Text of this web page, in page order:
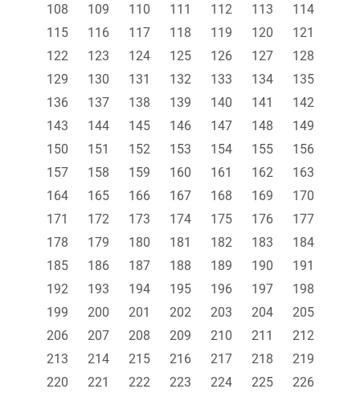
108
109 110 111 112 113
114
115
116 117 118 119 120
121
122
123 124 125 126 127
128
129
130 131 132 133 134
135
136
137 138 139 140 141
142
143
144 145 146 147 148
149
150
151 152 153 154 155
156
157
158 159 160 161 162
163
164
165 166 167 168 169
170
171
172 173 174 175 176
177
178
179 180 181 182 183
184
185
186 187 188 189 190
191
192
193 194 195 196 197
198
199
200 201 202 203 204
205
206
207 208 209 210 211
212
213
214 215 216 217 218
219
220
221 222 223 224 225
226